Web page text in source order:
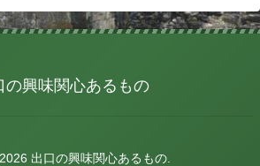
の興味関心あるもの
出口の興味関心あるもの.